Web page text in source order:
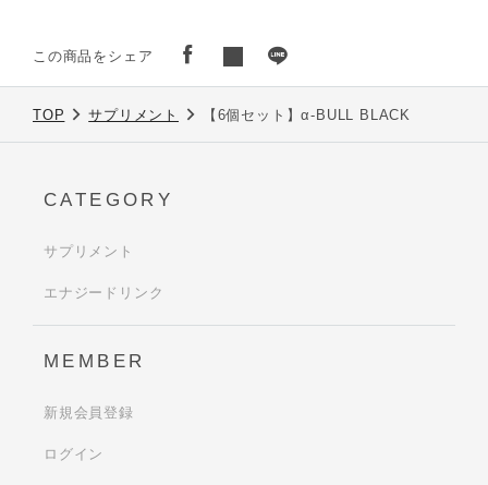
この商品をシェア
TOP サプリメント 【6個セット】α-BULL BLACK
CATEGORY
サプリメント
エナジードリンク
MEMBER
新規会員登録
ログイン